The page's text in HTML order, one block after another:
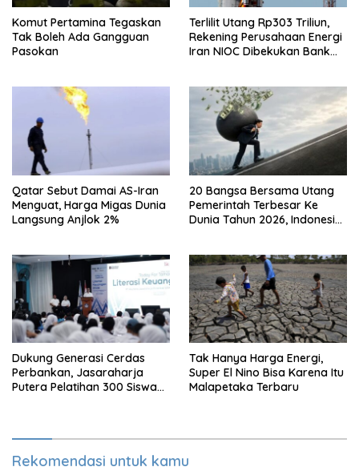
Komut Pertamina Tegaskan
Tak Boleh Ada Gangguan
Pasokan
Terlilit Utang Rp303 Triliun,
Rekening Perusahaan Energi
Iran NIOC Dibekukan Bank
Qatar Sebut Damai AS-Iran
Menguat, Harga Migas Dunia
Langsung Anjlok 2%
20 Bangsa Bersama Utang
Pemerintah Terbesar Ke
Dunia Tahun 2026, Indonesia
Dukung Generasi Cerdas
Perbankan, Jasaraharja
Putera Pelatihan 300 Siswa
Tak Hanya Harga Energi,
Super El Nino Bisa Karena Itu
Malapetaka Terbaru
Rekomendasi untuk kamu